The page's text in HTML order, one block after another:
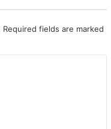
Required fields are marked